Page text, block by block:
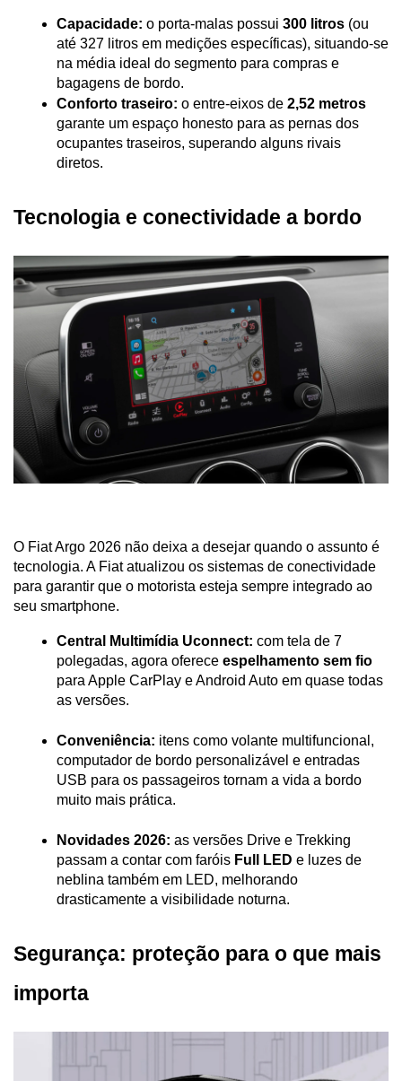
Capacidade: o porta-malas possui 300 litros (ou
até 327 litros em medições específicas), situando-se
na média ideal do segmento para compras e
bagagens de bordo.
Conforto traseiro: o entre-eixos de 2,52 metros
garante um espaço honesto para as pernas dos
ocupantes traseiros, superando alguns rivais
diretos.
Tecnologia e conectividade a bordo
O Fiat Argo 2026 não deixa a desejar quando o assunto é
tecnologia. A Fiat atualizou os sistemas de conectividade
para garantir que o motorista esteja sempre integrado ao
seu smartphone.
Central Multimídia Uconnect: com tela de 7
polegadas, agora oferece espelhamento sem fio
para Apple CarPlay e Android Auto em quase todas
as versões.
Conveniência: itens como volante multifuncional,
computador de bordo personalizável e entradas
USB para os passageiros tornam a vida a bordo
muito mais prática.
Novidades 2026: as versões Drive e Trekking
passam a contar com faróis Full LED e luzes de
neblina também em LED, melhorando
drasticamente a visibilidade noturna.
Segurança: proteção para o que mais
importa